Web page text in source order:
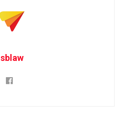
sblaw